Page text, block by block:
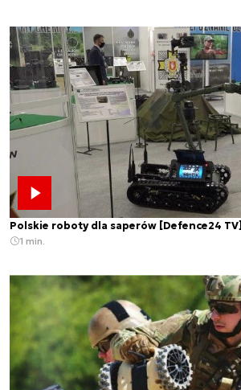
Polskie roboty dla saperów [Defence24 TV]
1 min.